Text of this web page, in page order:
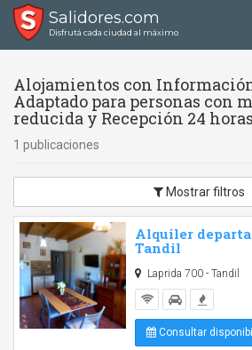
Salidores.com
Disfrutá cada ciudad al máximo
Alojamientos con
Adaptado para personas con
reducida y Recepción 24 horas
1 publicaciones
Mostrar filtros
Alquiler
Tandil
Laprida 700 - Tandil
Consultar